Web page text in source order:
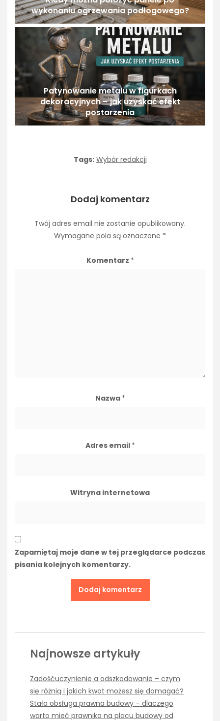
wykonaniu ogrzewania podłogowego?
Patynowanie metalu w figurkach
dekoracyjnych – jak uzyskać efekt
postarzenia
Tags: Wybór redakcji
Dodaj komentarz
Twój adres email nie zostanie opublikowany.
Wymagane pola są oznaczone *
Komentarz *
Nazwa *
Adres email *
Witryna internetowa
Zapamiętaj moje dane w tej przeglądarce podczas
pisania kolejnych komentarzy.
Najnowsze artykuły
Zadośćuczynienie a odszkodowanie – czym
się różnią i jakich kwot możesz się domagać?
Stała obsługa prawna budowy – dlaczego
warto mieć prawnika na placu budowy od